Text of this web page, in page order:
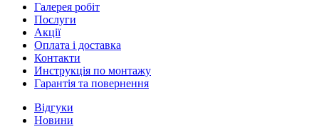
Галерея робіт
Послуги
Акції
Оплата і доставка
Контакти
Инструкція по монтажу
Гарантія та повернення
Відгуки
Новини